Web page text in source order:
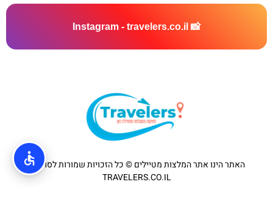
📸 Instagram - travelers.co.il
האתר הינו אתר המלצות מטיילים © כל הזכויות שמורות לסוכנות
TRAVELERS.CO.IL